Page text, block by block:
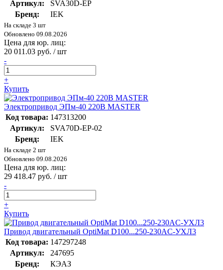
Артикул:
SVA30D-EP
Бренд:
IEK
На складе 3 шт
Обновлено 09.08.2026
Цена для юр. лиц:
20 011.03 руб. / шт
-
+
Купить
Электропривод ЭПм-40 220В MASTER
Код товара: 147313200
Артикул:
SVA70D-EP-02
Бренд:
IEK
На складе 2 шт
Обновлено 09.08.2026
Цена для юр. лиц:
29 418.47 руб. / шт
-
+
Купить
Привод двигательный OptiMat D100...250-230AC-УХЛ3
Код товара: 147297248
Артикул:
247695
Бренд:
КЭАЗ